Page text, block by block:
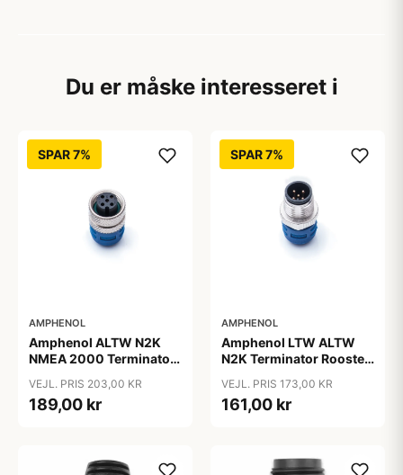
Du er måske interesseret i
SPAR 7%
AMPHENOL
Amphenol ALTW N2K
NMEA 2000 Terminator
VEJL. PRIS 203,00 KR
189,00 kr
SPAR 7%
AMPHENOL
Amphenol LTW ALTW
N2K Terminator Rooster
VEJL. PRIS 173,00 KR
161,00 kr